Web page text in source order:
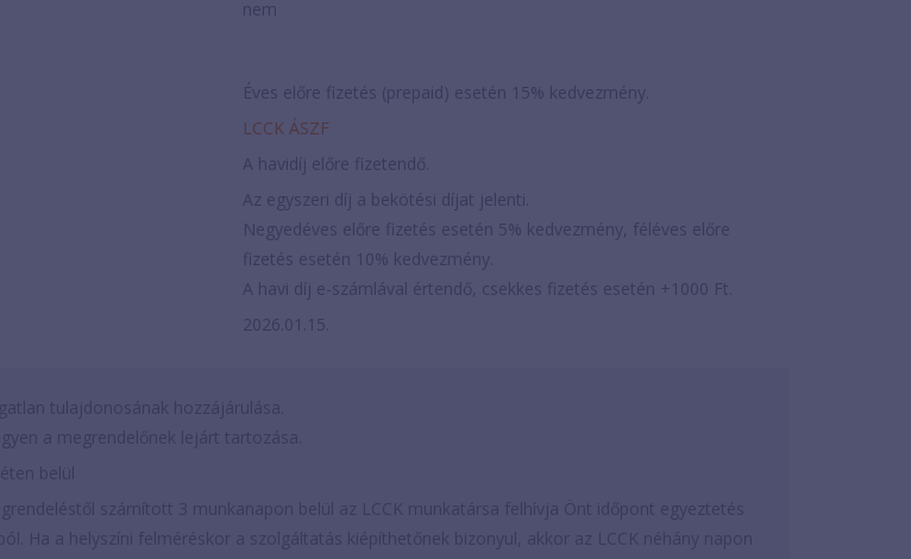
nem
Éves előre fizetés (prepaid) esetén 15% kedvezmény.
LCCK ÁSZF
A havidíj előre fizetendő.
Az egyszeri díj a bekötési díjat jelenti.
Negyedéves előre fizetés esetén 5% kedvezmény, féléves előre
fizetés esetén 10% kedvezmény.
A havi díj e-számlával értendő, csekkes fizetés esetén +1000 Ft.
2026.01.15.